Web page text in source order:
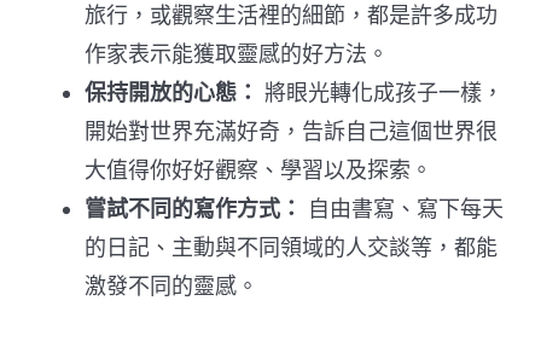
旅行，或觀察生活裡的細節，都是許多成功
作家表示能獲取靈感的好方法。
保持開放的心態： 將眼光轉化成孩子一樣，
開始對世界充滿好奇，告訴自己這個世界很
大值得你好好觀察、學習以及探索。
嘗試不同的寫作方式：
自由書寫、寫下每天
的日記、主動與不同領域的人交談等，都能
激發不同的靈感。